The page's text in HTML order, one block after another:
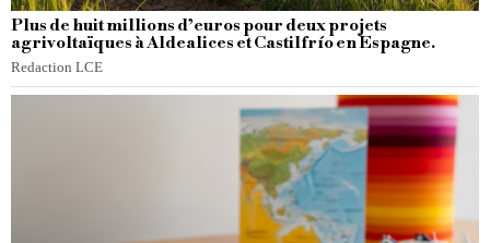
Plus de huit millions d’euros pour deux projets
agrivoltaïques à Aldealices et Castilfrío en Espagne.
Redaction LCE